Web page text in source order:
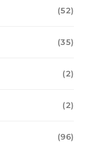
(52)
(35)
(2)
(2)
(96)